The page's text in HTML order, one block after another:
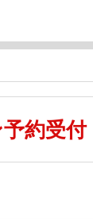
約受付